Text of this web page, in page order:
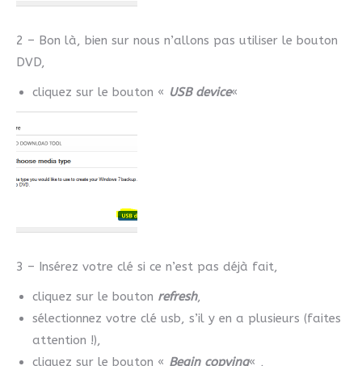
2 – Bon là, bien sur nous n’allons pas utiliser le bouton
DVD,
cliquez sur le bouton « USB device«
3 – Insérez votre clé si ce n’est pas déjà fait,
cliquez sur le bouton refresh,
sélectionnez votre clé usb, s’il y en a plusieurs (faites
attention !),
cliquez sur le bouton « Begin copying« ,